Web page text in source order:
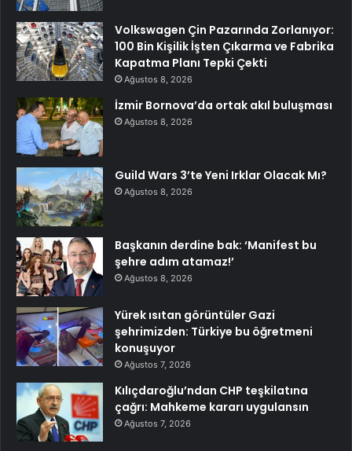
Volkswagen Çin Pazarında Zorlanıyor:
100 Bin Kişilik İşten Çıkarma ve Fabrika
Kapatma Planı Tepki Çekti
Ağustos 8, 2026
İzmir Bornova’da ortak akıl buluşması
Ağustos 8, 2026
Guild Wars 3’te Yeni Irklar Olacak Mı?
Ağustos 8, 2026
Başkanın derdine bak: ‘Manifest bu
şehre adım atamaz!’
Ağustos 8, 2026
Yürek ısıtan görüntüler Gazi
şehrimizden: Türkiye bu öğretmeni
konuşuyor
Ağustos 7, 2026
Kılıçdaroğlu’ndan CHP teşkilatına
çağrı: Mahkeme kararı uygulansın
Ağustos 7, 2026